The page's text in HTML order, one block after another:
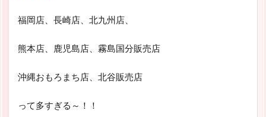
福岡店、長崎店、北九州店、
熊本店、鹿児島店、霧島国分販売店
沖縄おもろまち店、北⾕販売店
って多すぎる～！！